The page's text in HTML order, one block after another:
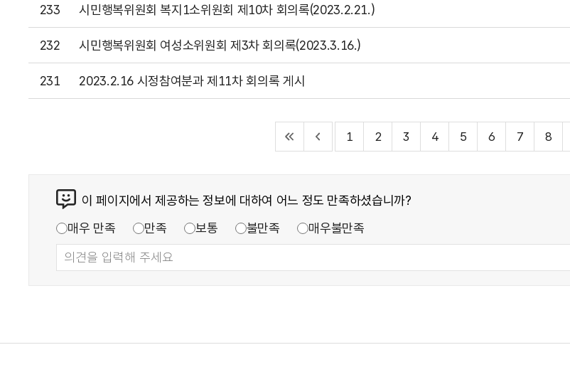
233 시민행복위원회 복지1소위원회 제10차 회의록(2023.2.21.)
232 시민행복위원회 여성소위원회 제3차 회의록(2023.3.16.)
231 2023.2.16 시정참여분과 제11차 회의록 게시
1 2 3 4 5 6 7 8
이 페이지에서 제공하는 정보에 대하여 어느 정도 만족하셨습니까?
매우 만족
만족 보통 불만족 매우불만족